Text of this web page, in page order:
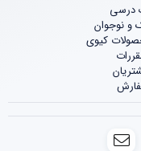
درسی
و نوجوان
کیوی